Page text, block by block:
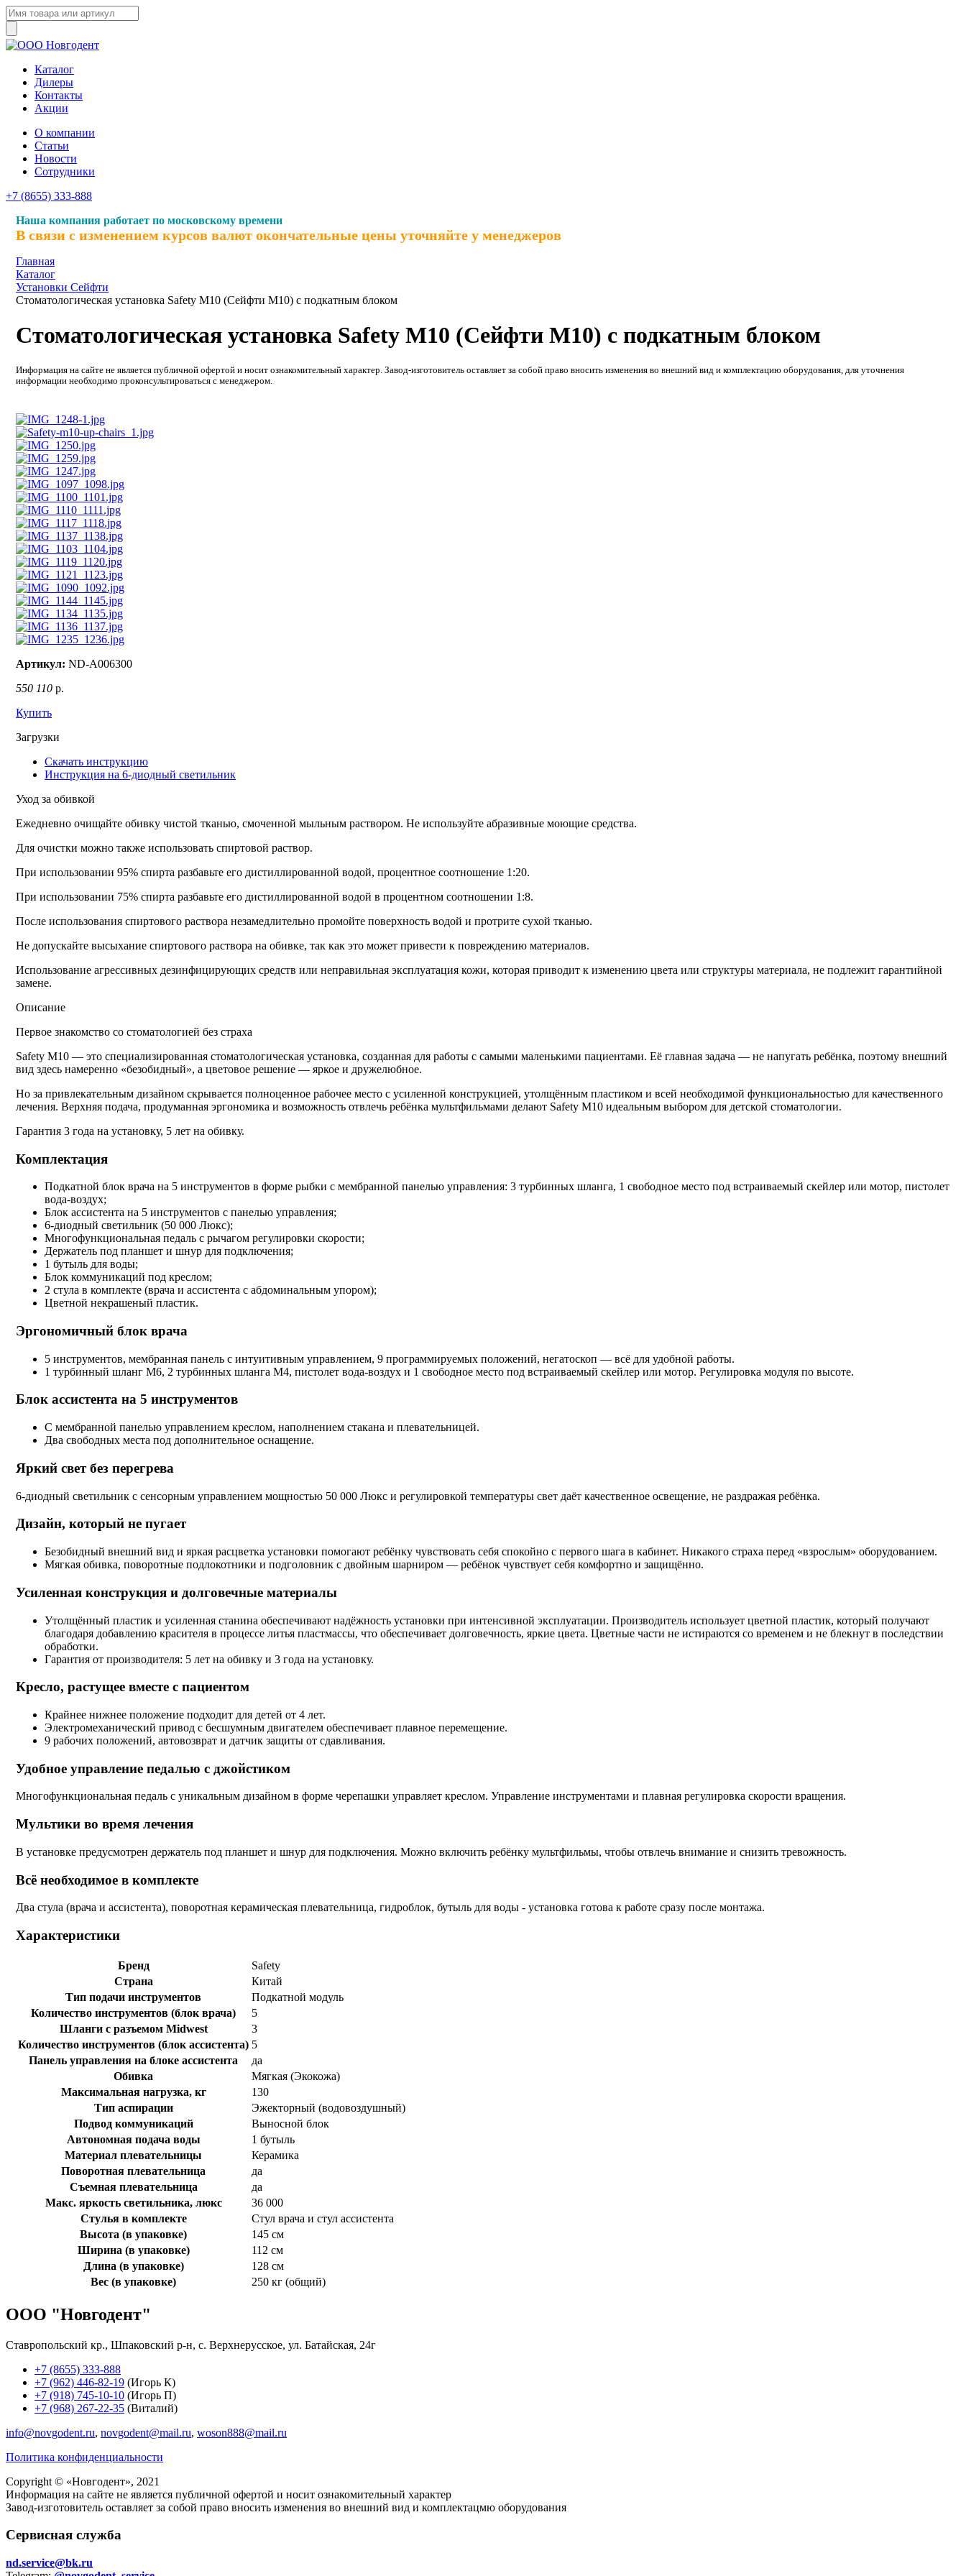
Каталог
Дилеры
Контакты
Акции
О компании
Статьи
Новости
Сотрудники
+7 (8655) 333-888
Наша компания работает по московскому времени
В связи с изменением курсов валют окончательные цены уточняйте у менеджеров
Главная
Каталог
Установки Сейфти
Стоматологическая установка Safety M10 (Сейфти M10) с подкатным блоком
Стоматологическая установка Safety M10 (Сейфти M10) с подкатным блоком
Информация на сайте не является публичной офертой и носит ознакомительный характер. Завод-изготовитель оставляет за собой право вносить изменения во внешний вид и комплектацию оборудования, для уточнения
информации необходимо проконсультироваться с менеджером.
Артикул: ND-A006300
550 110 р.
Купить
Загрузки
Скачать инструкцию
Инструкция на 6-диодный светильник
Уход за обивкой
Ежедневно очищайте обивку чистой тканью, смоченной мыльным раствором. Не используйте абразивные моющие средства.
Для очистки можно также использовать спиртовой раствор.
При использовании 95% спирта разбавьте его дистиллированной водой, процентное соотношение 1:20.
При использовании 75% спирта разбавьте его дистиллированной водой в процентном соотношении 1:8.
После использования спиртового раствора незамедлительно промойте поверхность водой и протрите сухой тканью.
Не допускайте высыхание спиртового раствора на обивке, так как это может привести к повреждению материалов.
Использование агрессивных дезинфицирующих средств или неправильная эксплуатация кожи, которая приводит к изменению цвета или структуры материала, не подлежит гарантийной
замене.
Описание
Первое знакомство со стоматологией без страха
Safety M10 — это специализированная стоматологическая установка, созданная для работы с самыми маленькими пациентами. Её главная задача — не напугать ребёнка, поэтому внешний
вид здесь намеренно «безобидный», а цветовое решение — яркое и дружелюбное.
Но за привлекательным дизайном скрывается полноценное рабочее место с усиленной конструкцией, утолщённым пластиком и всей необходимой функциональностью для качественного
лечения. Верхняя подача, продуманная эргономика и возможность отвлечь ребёнка мультфильмами делают Safety M10 идеальным выбором для детской стоматологии.
Гарантия 3 года на установку, 5 лет на обивку.
Комплектация
Подкатной блок врача на 5 инструментов в форме рыбки с мембранной панелью управления: 3 турбинных шланга, 1 свободное место под встраиваемый скейлер или мотор, пистолет
вода-воздух;
Блок ассистента на 5 инструментов с панелью управления;
6-диодный светильник (50 000 Люкс);
Многофункциональная педаль с рычагом регулировки скорости;
Держатель под планшет и шнур для подключения;
1 бутыль для воды;
Блок коммуникаций под креслом;
2 стула в комплекте (врача и ассистента с абдоминальным упором);
Цветной некрашеный пластик.
Эргономичный блок врача
5 инструментов, мембранная панель с интуитивным управлением, 9 программируемых положений, негатоскоп — всё для удобной работы.
1 турбинный шланг М6, 2 турбинных шланга М4, пистолет вода-воздух и 1 свободное место под встраиваемый скейлер или мотор. Регулировка модуля по высоте.
Блок ассистента на 5 инструментов
С мембранной панелью управлением креслом, наполнением стакана и плевательницей.
Два свободных места под дополнительное оснащение.
Яркий свет без перегрева
6-диодный светильник с сенсорным управлением мощностью 50 000 Люкс и регулировкой температуры свет даёт качественное освещение, не раздражая ребёнка.
Дизайн, который не пугает
Безобидный внешний вид и яркая расцветка установки помогают ребёнку чувствовать себя спокойно с первого шага в кабинет. Никакого страха перед «взрослым» оборудованием.
Мягкая обивка, поворотные подлокотники и подголовник с двойным шарниром — ребёнок чувствует себя комфортно и защищённо.
Усиленная конструкция и долговечные материалы
Утолщённый пластик и усиленная станина обеспечивают надёжность установки при интенсивной эксплуатации. Производитель использует цветной пластик, который получают
благодаря добавлению красителя в процессе литья пластмассы, что обеспечивает долговечность, яркие цвета. Цветные части не истираются со временем и не блекнут в последствии
обработки.
Гарантия от производителя: 5 лет на обивку и 3 года на установку.
Кресло, растущее вместе с пациентом
Крайнее нижнее положение подходит для детей от 4 лет.
Электромеханический привод с бесшумным двигателем обеспечивает плавное перемещение.
9 рабочих положений, автовозврат и датчик защиты от сдавливания.
Удобное управление педалью с джойстиком
Многофункциональная педаль с уникальным дизайном в форме черепашки управляет креслом. Управление инструментами и плавная регулировка скорости вращения.
Мультики во время лечения
В установке предусмотрен держатель под планшет и шнур для подключения. Можно включить ребёнку мультфильмы, чтобы отвлечь внимание и снизить тревожность.
Всё необходимое в комплекте
Два стула (врача и ассистента), поворотная керамическая плевательница, гидроблок, бутыль для воды - установка готова к работе сразу после монтажа.
Характеристики
Бренд
Safety
Страна
Китай
Тип подачи инструментов
Подкатной модуль
Количество инструментов (блок врача)
5
Шланги с разъемом Midwest
3
Количество инструментов (блок ассистента) 5
Панель управления на блоке ассистента
да
Обивка
Мягкая (Экокожа)
Максимальная нагрузка, кг
130
Тип аспирации
Эжекторный (водовоздушный)
Подвод коммуникаций
Выносной блок
Автономная подача воды
1 бутыль
Материал плевательницы
Керамика
Поворотная плевательница
да
Съемная плевательница
да
Макс. яркость светильника, люкс
36 000
Стулья в комплекте
Стул врача и стул ассистента
Высота (в упаковке)
145 см
Ширина (в упаковке)
112 см
Длина (в упаковке)
128 см
Вес (в упаковке)
250 кг (общий)
ООО "Новгодент"
Ставропольский кр., Шпаковский р-н, с. Верхнерусское, ул. Батайская, 24г
+7 (8655) 333-888
+7 (962) 446-82-19 (Игорь К)
+7 (918) 745-10-10 (Игорь П)
+7 (968) 267-22-35 (Виталий)
info@novgodent.ru, novgodent@mail.ru, woson888@mail.ru
Политика конфиденциальности
Copyright © «Новгодент», 2021
Информация на сайте не является публичной офертой и носит ознакомительный характер
Завод-изготовитель оставляет за собой право вносить изменения во внешний вид и комплектацмю оборудования
Сервисная служба
nd.service@bk.ru